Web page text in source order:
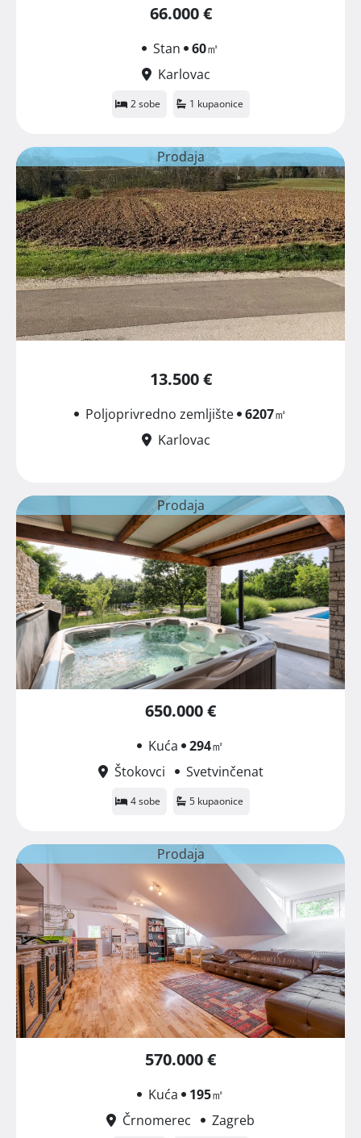
66.000 €
Stan 60㎡
Karlovac
2 sobe 1 kupaonice
Prodaja
13.500 €
Poljoprivredno zemljište 6207㎡
Karlovac
Prodaja
650.000 €
Kuća 294㎡
Štokovci
Svetvinčenat
4 sobe 5 kupaonice
Prodaja
570.000 €
Kuća 195㎡
Črnomerec
Zagreb